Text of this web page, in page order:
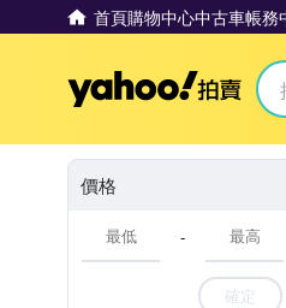
首頁購物中心中古車帳務
價格
-
確定